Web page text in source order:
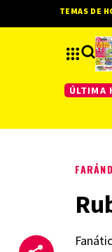
TEMAS DE
ÚLTIMA